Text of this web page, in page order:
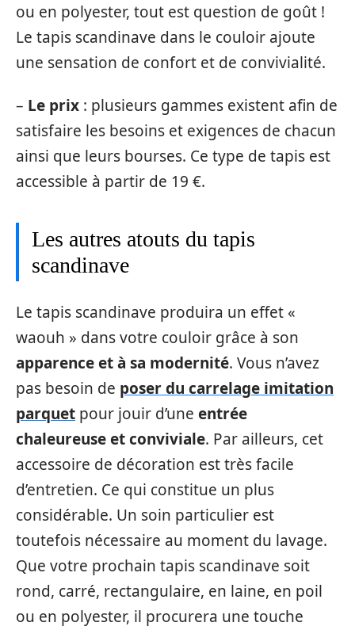
ou en polyester, tout est question de goût !
Le tapis scandinave dans le couloir ajoute
une sensation de confort et de convivialité.
– Le prix : plusieurs gammes existent afin de
satisfaire les besoins et exigences de chacun
ainsi que leurs bourses. Ce type de tapis est
accessible à partir de 19 €.
Les autres atouts du tapis
scandinave
Le tapis scandinave produira un effet «
waouh » dans votre couloir grâce à son
apparence et à sa modernité. Vous n’avez
pas besoin de poser du carrelage imitation
parquet pour jouir d’une entrée
chaleureuse et conviviale. Par ailleurs, cet
accessoire de décoration est très facile
d’entretien. Ce qui constitue un plus
considérable. Un soin particulier est
toutefois nécessaire au moment du lavage.
Que votre prochain tapis scandinave soit
rond, carré, rectangulaire, en laine, en poil
ou en polyester, il procurera une touche